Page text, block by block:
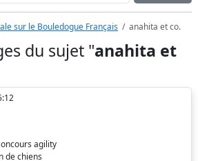
sur le Bouledogue Français anahita et co.
du sujet "anahita et
agility
de chiens